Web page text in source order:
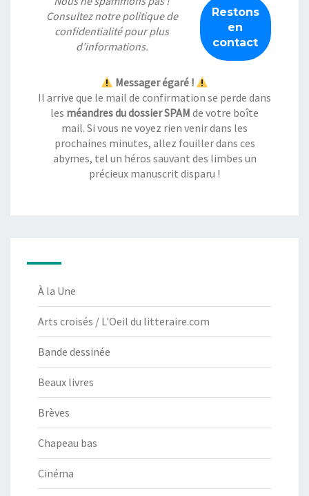
Consultez notrepolitique de
confidentialitépour plus
d’informations.
Messager égaré !
Il arrive que le mail de confirmation se perde dans
les méandres du dossier SPAM de votre boîte
mail. Si vous ne voyez rien venir dans les
prochaines minutes, allez fouiller dans ces
abymes, tel un héros sauvant des limbes un
précieux manuscrit disparu !
À la Une
Arts croisés / L'Oeil du litteraire.com
Bande dessinée
Beaux livres
Brèves
Chapeau bas
Cinéma